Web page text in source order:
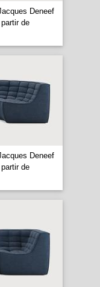
Deneef
de
Deneef
de